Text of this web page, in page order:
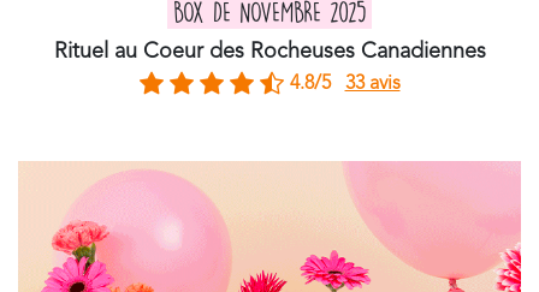
BOX DE NOVEMBRE 2025
Rituel au Coeur des Rocheuses Canadiennes
4.8/5 33 avis